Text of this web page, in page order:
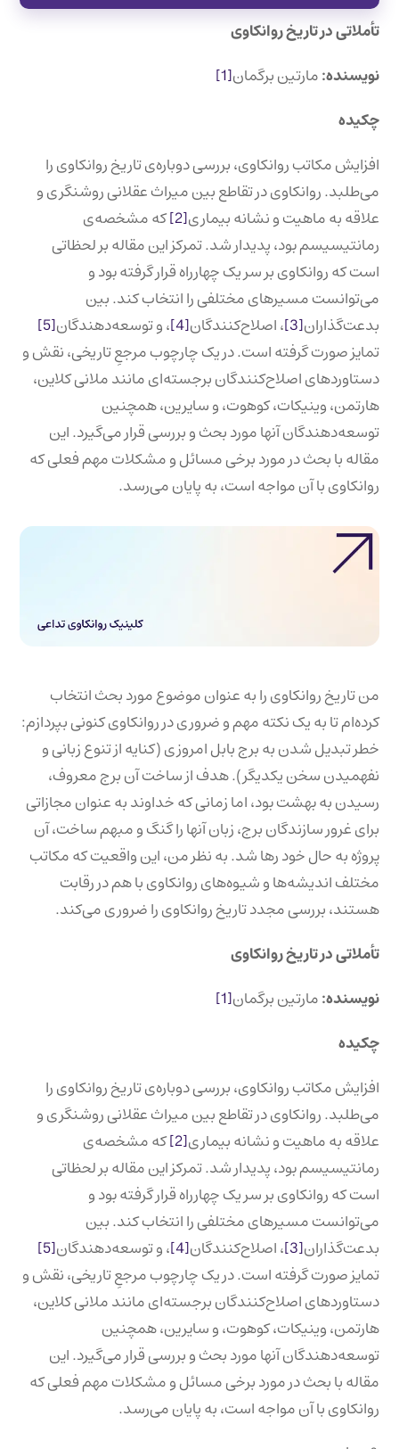
تأملاتی در تاریخ روانکاوی
نویسنده:مارتین برگمان[1]
چکیده
افزایش مکاتب روانکاوی، بررسی دوباره‌ی تاریخ روانکاوی را
می‌طلبد. روانکاوی در تقاطع بین میراث عقلانی روشنگری و
علاقه به ماهیت و نشانه بیماری[2] که مشخصه‌ی
رمانتیسیسم بود، پدیدار شد. تمرکز این مقاله بر لحظاتی
است که روانکاوی بر سر یک چهارراه قرار گرفته بود و
می‌توانست مسیرهای مختلفی را انتخاب کند. بین
بدعت‌گذاران[3] ، اصلاح‌کنندگان[4] ، و توسعه‌دهندگان[5]
تمایز صورت گرفته است. در یک چارچوب مرجعِ تاریخی، نقش و
دستاوردهای اصلاح‌کنندگان برجسته‌ای مانند ملانی کلاین،
هارتمن، وینیکات، کوهوت، و سایرین، همچنین
توسعه‌دهندگان آنها مورد بحث و بررسی قرار می‌گیرد. این
مقاله با بحث در مورد برخی مسائل و مشکلات مهم فعلی که
روانکاوی با آن مواجه است، به پایان می‌رسد.
من تاریخ روانکاوی را به عنوان موضوع مورد بحث انتخاب
کرده‌ام تا به یک نکته مهم و ضروری در روانکاوی کنونی بپردازم:
خطر تبدیل شدن به برج بابل امروزی (کنایه از تنوع زبانی و
نفهمیدن سخن یکدیگر). هدف از ساخت آن برج معروف،
رسیدن به بهشت بود، اما زمانی که خداوند به عنوان مجازاتی
برای غرور سازندگان برج، زبان آنها را گنگ و مبهم ساخت، آن
پروژه به حال خود رها شد. به نظر من، این واقعیت که مکاتب
مختلف اندیشه‌ها و شیوه‌های روانکاوی با هم در رقابت
هستند، بررسی مجدد تاریخ روانکاوی را ضروری می‌کند.
تأملاتی در تاریخ روانکاوی
نویسنده:مارتین برگمان[1]
چکیده
افزایش مکاتب روانکاوی، بررسی دوباره‌ی تاریخ روانکاوی را
می‌طلبد. روانکاوی در تقاطع بین میراث عقلانی روشنگری و
علاقه به ماهیت و نشانه بیماری[2] که مشخصه‌ی
رمانتیسیسم بود، پدیدار شد. تمرکز این مقاله بر لحظاتی
است که روانکاوی بر سر یک چهارراه قرار گرفته بود و
می‌توانست مسیرهای مختلفی را انتخاب کند. بین
بدعت‌گذاران[3] ، اصلاح‌کنندگان[4] ، و توسعه‌دهندگان[5]
تمایز صورت گرفته است. در یک چارچوب مرجعِ تاریخی، نقش و
دستاوردهای اصلاح‌کنندگان برجسته‌ای مانند ملانی کلاین،
هارتمن، وینیکات، کوهوت، و سایرین، همچنین
توسعه‌دهندگان آنها مورد بحث و بررسی قرار می‌گیرد. این
مقاله با بحث در مورد برخی مسائل و مشکلات مهم فعلی که
روانکاوی با آن مواجه است، به پایان می‌رسد.